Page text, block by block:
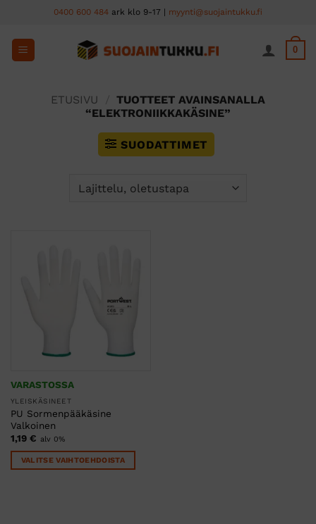
content
0400 600 484 ark klo 9-17 | myynti@suojaintukku.fi
0
ETUSIVU
TUOTTEET AVAINSANALLA
“ELEKTRONIIKKAKÄSINE”
SUODATTIMET
VARASTOSSA
YLEISKÄSINEET
PU Sormenpääkäsine
Valkoinen
1,19 € alv 0%
VALITSE VAIHTOEHDOISTA